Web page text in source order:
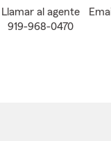
Llamar al agente
919-968-0470